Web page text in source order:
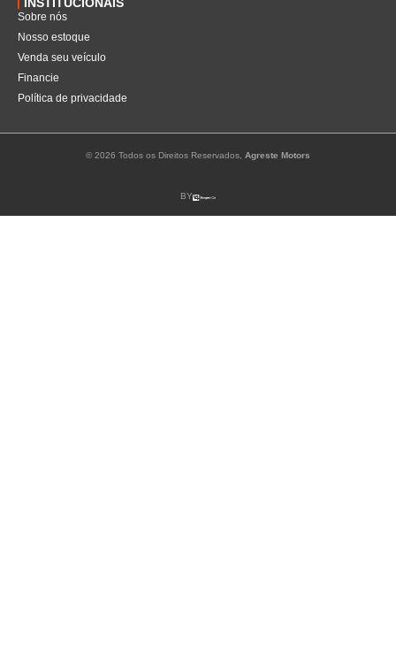
Sobre nós
Nosso estoque
Venda seu veículo
Financie
Política de privacidade
© 2026 Todos os Direitos Reservados, Agreste Motors
BY